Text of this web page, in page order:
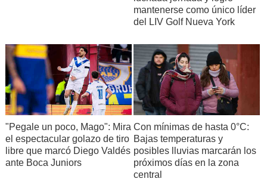
mantenerse como único líder
del LIV Golf Nueva York
"Pegale un poco, Mago": Mira
el espectacular golazo de tiro
libre que marcó Diego Valdés
ante Boca Juniors
Con mínimas de hasta 0°C:
Bajas temperaturas y
posibles lluvias marcarán los
próximos días en la zona
central